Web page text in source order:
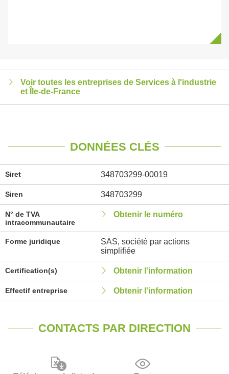
Voir toutes les entreprises de Services à l'industrie
et Île-de-France
DONNÉES CLÉS
Siret 348703299-00019
Siren 348703299
N° de TVA
intracommunautaire
Obtenir le numéro
Forme juridique
SAS, société par actions
simplifiée
Certification(s) Obtenir l'information
Effectif entreprise Obtenir l'information
CONTACTS PAR DIRECTION